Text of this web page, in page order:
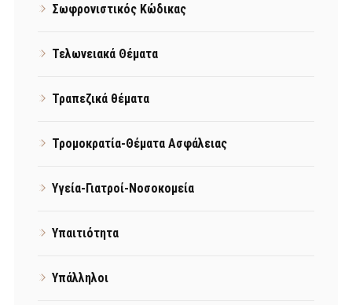
Σωφρονιστικός Κώδικας
Τελωνειακά Θέματα
Τραπεζικά θέματα
Τρομοκρατία-Θέματα Ασφάλειας
Υγεία-Γιατροί-Νοσοκομεία
Υπαιτιότητα
Υπάλληλοι